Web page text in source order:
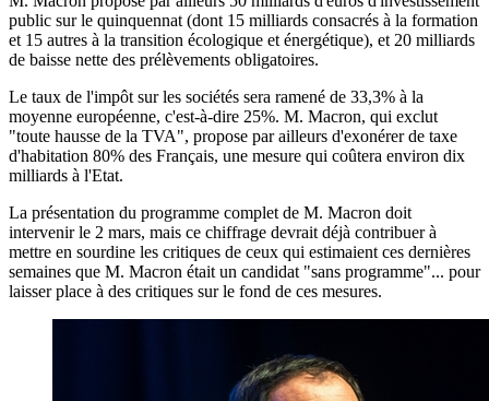
public sur le quinquennat (dont 15 milliards consacrés à la formation
et 15 autres à la transition écologique et énergétique), et 20 milliards
de baisse nette des prélèvements obligatoires.
Le taux de l'impôt sur les sociétés sera ramené de 33,3% à la
moyenne européenne, c'est-à-dire 25%. M. Macron, qui exclut
"toute hausse de la TVA", propose par ailleurs d'exonérer de taxe
d'habitation 80% des Français, une mesure qui coûtera environ dix
milliards à l'Etat.
La présentation du programme complet de M. Macron doit
intervenir le 2 mars, mais ce chiffrage devrait déjà contribuer à
mettre en sourdine les critiques de ceux qui estimaient ces dernières
semaines que M. Macron était un candidat "sans programme"... pour
laisser place à des critiques sur le fond de ces mesures.